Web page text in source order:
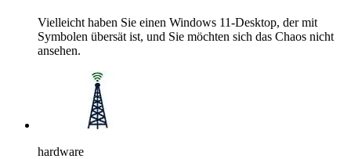
Vielleicht haben Sie einen Windows 11-Desktop, der mit
Symbolen übersät ist, und Sie möchten sich das Chaos nicht
ansehen.
hardware